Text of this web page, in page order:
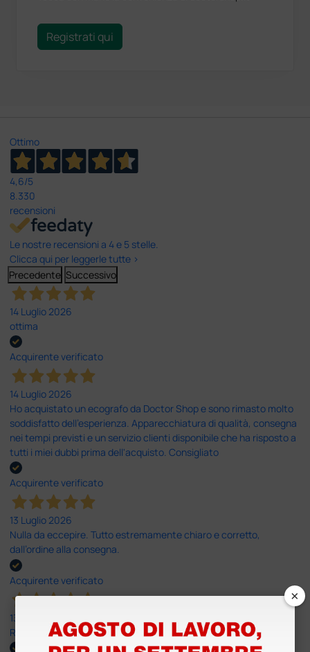
Registrati qui
Ottimo
4,6/5
8.330
recensioni
Le nostre recensioni a 4 e 5 stelle.
Clicca qui per leggerle tutte >
Precedente Successivo
14 Luglio 2026
ottima
Acquirente verificato
14 Luglio 2026
Ho acquistato un ecografo da Doctor Shop e sono rimasto molto
soddisfatto dell'esperienza. Apparecchiatura di qualità, consegna
nei tempi previsti e un servizio clienti disponibile che ha risposto a
tutti i miei dubbi prima dell'acquisto. Consigliato
Acquirente verificato
13 Luglio 2026
Nulla da eccepire. Tutto estremamente chiaro e corretto,
dall’ordine alla consegna.
Acquirente verificato
13 Luglio 2026
Rapidi, disponibili ben forniti
×